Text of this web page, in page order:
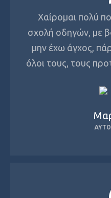
Χαίρομαι πολύ
σχολή οδηγών, με
μην έχω άγχος,
όλοι τους, τους